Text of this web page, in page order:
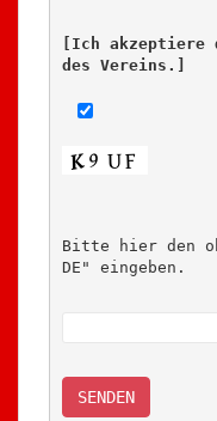
[Ich akzeptiere
des Vereins.]
Bitte hier den